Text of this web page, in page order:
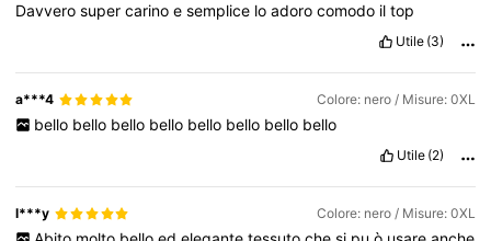
Davverosupercarinoesemplice loadorocomodo iltop
Utile (3)
a***4 Colore: nero / Misure: 0XL
bello bello bello bello bello bello bello bello
Utile (2)
l***y Colore: nero / Misure: 0XL